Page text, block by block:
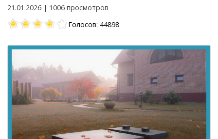
21.01.2026 | 1006 просмотров
Голосов: 44898